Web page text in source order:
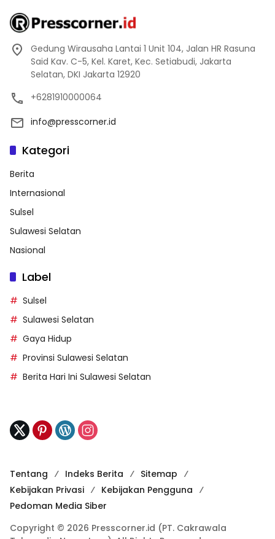
Gedung Wirausaha Lantai 1 Unit 104, Jalan HR Rasuna
Said Kav. C-5, Kel. Karet, Kec. Setiabudi, Jakarta
Selatan, DKI Jakarta 12920
+6281910000064
info@presscorner.id
Kategori
Berita
Internasional
Sulsel
Sulawesi Selatan
Nasional
Label
Sulsel
Sulawesi Selatan
Gaya Hidup
Provinsi Sulawesi Selatan
Berita Hari Ini Sulawesi Selatan
Tentang Indeks Berita
Sitemap
Kebijakan Privasi
Kebijakan Pengguna
Pedoman Media Siber
Copyright © 2026 Presscorner.id (PT. Cakrawala